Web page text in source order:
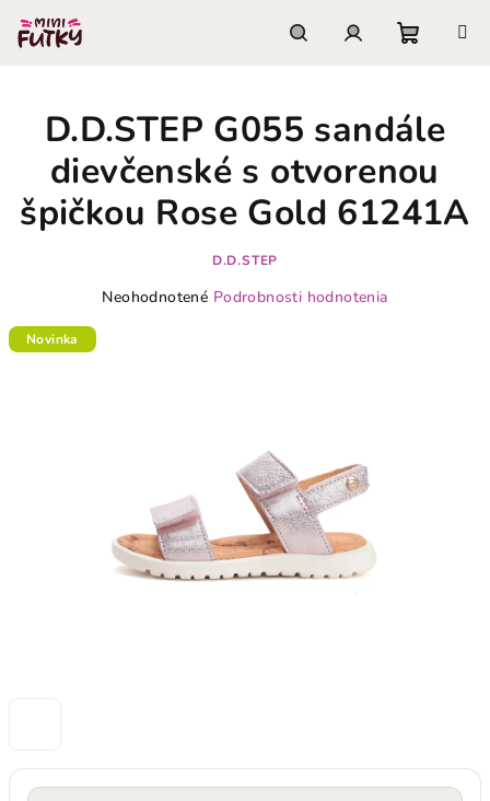
obsah
košík
D.D.STEP G055 sandále
dievčenské s otvorenou
špičkou Rose Gold 61241A
D.D.STEP
Priemerné
Neohodnotené Podrobnosti hodnotenia
Novinka